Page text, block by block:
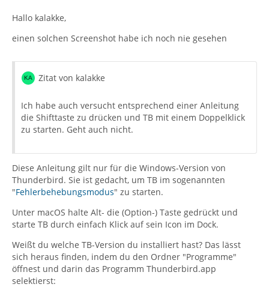
Hallo kalakke,
einen solchen Screenshot habe ich noch nie gesehen
Zitat von kalakke
Ich habe auch versucht entsprechend einer Anleitung
die Shifttaste zu drücken und TB mit einem Doppelklick
zu starten. Geht auch nicht.
Diese Anleitung gilt nur für die Windows-Version von
Thunderbird. Sie ist gedacht, um TB im sogenannten
"Fehlerbehebungsmodus" zu starten.
Unter macOS halte Alt- die (Option-) Taste gedrückt und
starte TB durch einfach Klick auf sein Icon im Dock.
Weißt du welche TB-Version du installiert hast? Das lässt
sich heraus finden, indem du den Ordner "Programme"
öffnest und darin das Programm Thunderbird.app
selektierst: